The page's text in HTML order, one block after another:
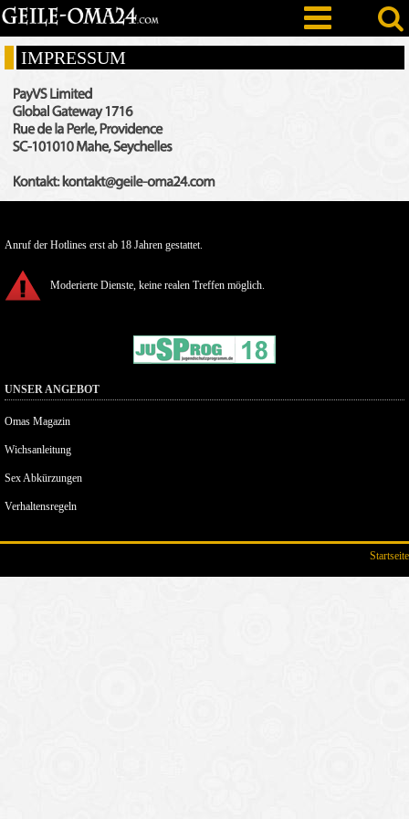
IMPRESSUM
Anruf der Hotlines erst ab 18 Jahren gestattet.
Moderierte Dienste, keine realen Treffen möglich.
UNSER ANGEBOT
Omas Magazin
Wichsanleitung
Sex Abkürzungen
Verhaltensregeln
Startseite